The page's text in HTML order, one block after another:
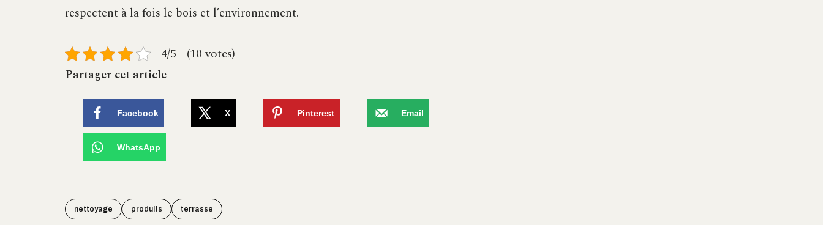
respectent à la fois le bois et l’environnement.
4/5 - (10 votes)
Partager cet article
Facebook X Pinterest Email
WhatsApp
nettoyage produits terrasse